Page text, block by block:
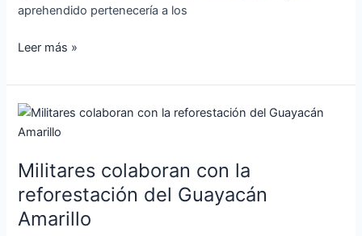
aprehendido pertenecería a los
Leer más »
Militares colaboran con la
reforestación del Guayacán
Amarillo
Militares
colaboran
la
reforestación
del
Guayacán